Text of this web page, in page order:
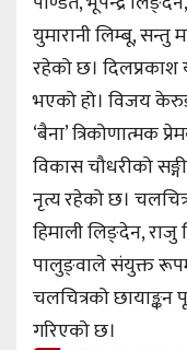
युमारानी लिम्बू,
रहेको छ। दिलप्रकाश
भएको हो। विजय
‘बैना’ त्रिकोणात्मक
विकास चौधरीको
नृत्य रहेको छ।
हिमाली लिङ्देन,
पालुङ्वाले संयुक्त
चलचित्रको छायाङ्कन
गरिएको छ।